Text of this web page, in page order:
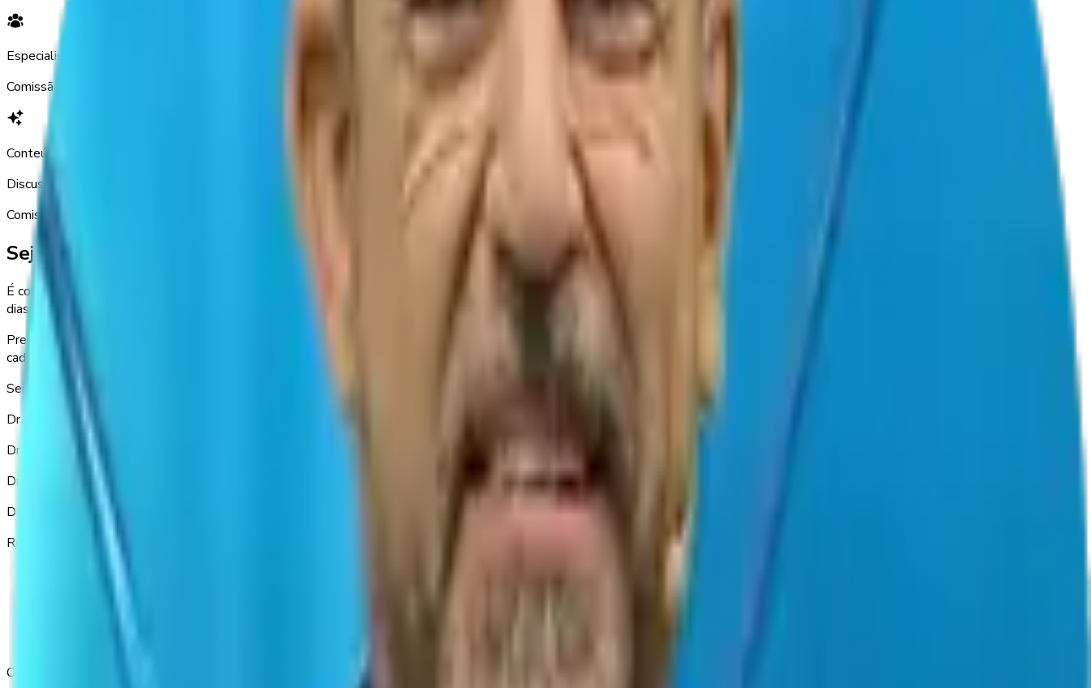
Especialistas
Comissão científica formada por referências da área.
Conteúdo atualizado
Discussões clínicas, pesquisas recentes e casos práticos.
Comissão Organizadora
Sejam todos bem-vindos ao DOMO 2026
É com grande satisfação que convidamos você para o DOMO 2026, um encontro dedicado ao que há de mais relevante em diabetes, obesidade e metabolismo. Curitiba será a sede de dois
dias de imersão científica, debate clínico e troca de experiências entre colegas de todo o país.
Preparamos uma programação atual e prática, com nomes de referência apresentando avanços terapêuticos, novas evidências e os desafios do dia a dia no consultório. Nosso objetivo é que
cada participante volte para casa com ferramentas concretas para cuidar melhor de seus pacientes.
Será uma honra recebê-los. Contamos com a sua presença para fazer do DOMO 2026 mais uma edição marcante do nosso encontro.
Dr. André Vianna
Dra. Andressa Leitão
Dra. Luciana Pechmann
Dr. Mauro Scharf
Realização
Co-realização